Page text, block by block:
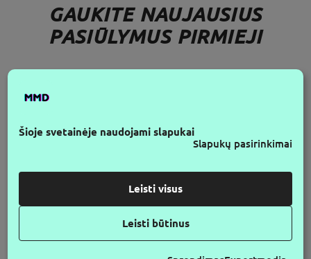
GAUKITE NAUJAUSIUS
PASIŪLYMUS PIRMIEJI
Šioje svetainėje naudojami slapukai
Slapukų pasirinkimai
Leisti būtinus
Leisti visus